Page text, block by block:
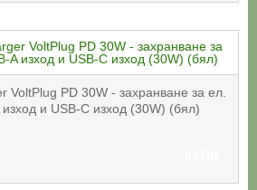
VoltPlug PD 30W - захранване за ел.
и USB-C изход (30W) (бял)